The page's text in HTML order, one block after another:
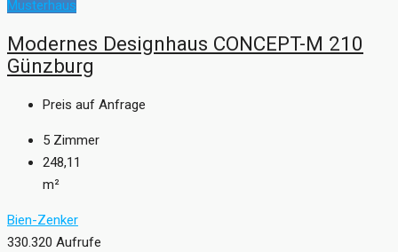
Musterhaus
Modernes Designhaus CONCEPT-M 210
Günzburg
Preis auf Anfrage
5 Zimmer
248,11
m²
Bien-Zenker
330.320 Aufrufe